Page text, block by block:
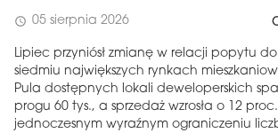
schedule 05 sierpnia 2026
Lipiec przyniósł zmianę w relacji popytu
siedmiu największych rynkach
Pula dostępnych lokali deweloperskich
progu 60 tys., a sprzedaż wzrosła o 12
jednoczesnym wyraźnym ograniczeniu